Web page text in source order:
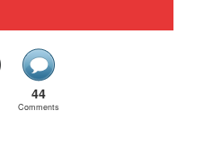
44
Comments